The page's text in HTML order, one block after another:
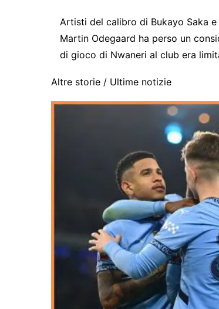
Artisti del calibro di Bukayo Saka
Martin Odegaard ha perso un
di gioco di Nwaneri al club era
Altre storie / Ultime notizie